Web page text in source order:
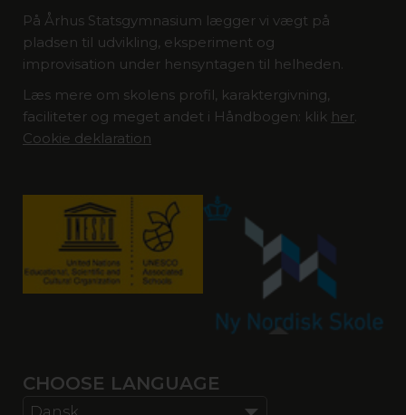
På Århus Statsgymnasium lægger vi vægt på
pladsen til udvikling, eksperiment og
improvisation under hensyntagen til helheden.
Læs mere om skolens profil, karaktergivning,
faciliteter og meget andet i Håndbogen: klik her.
Cookie deklaration
CHOOSE LANGUAGE